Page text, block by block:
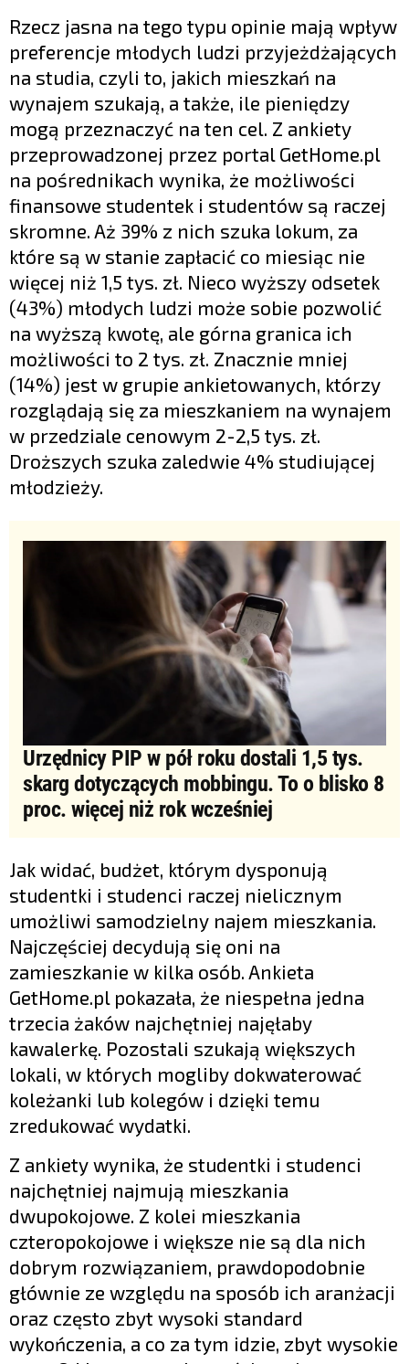
Rzecz jasna na tego typu opinie mają wpływ
preferencje młodych ludzi przyjeżdżających
na studia, czyli to, jakich mieszkań na
wynajem szukają, a także, ile pieniędzy
mogą przeznaczyć na ten cel. Z ankiety
przeprowadzonej przez portal GetHome.pl
na pośrednikach wynika, że możliwości
finansowe studentek i studentów są raczej
skromne. Aż 39% z nich szuka lokum, za
które są w stanie zapłacić co miesiąc nie
więcej niż 1,5 tys. zł. Nieco wyższy odsetek
(43%) młodych ludzi może sobie pozwolić
na wyższą kwotę, ale górna granica ich
możliwości to 2 tys. zł. Znacznie mniej
(14%) jest w grupie ankietowanych, którzy
rozglądają się za mieszkaniem na wynajem
w przedziale cenowym 2-2,5 tys. zł.
Droższych szuka zaledwie 4% studiującej
młodzieży.
Urzędnicy PIP w pół roku dostali 1,5 tys.
skarg dotyczących mobbingu. To o blisko 8
proc. więcej niż rok wcześniej
Jak widać, budżet, którym dysponują
studentki i studenci raczej nielicznym
umożliwi samodzielny najem mieszkania.
Najczęściej decydują się oni na
zamieszkanie w kilka osób. Ankieta
GetHome.pl pokazała, że niespełna jedna
trzecia żaków najchętniej najęłaby
kawalerkę. Pozostali szukają większych
lokali, w których mogliby dokwaterować
koleżanki lub kolegów i dzięki temu
zredukować wydatki.
Z ankiety wynika, że studentki i studenci
najchętniej najmują mieszkania
dwupokojowe. Z kolei mieszkania
czteropokojowe i większe nie są dla nich
dobrym rozwiązaniem, prawdopodobnie
głównie ze względu na sposób ich aranżacji
oraz często zbyt wysoki standard
wykończenia, a co za tym idzie, zbyt wysokie